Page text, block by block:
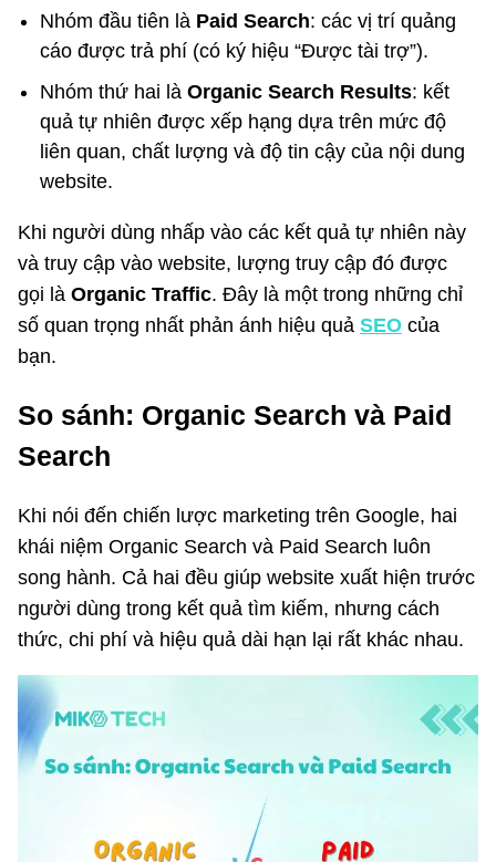
Nhóm đầu tiên là Paid Search: các vị trí quảng
cáo được trả phí (có ký hiệu “Được tài trợ”).
Nhóm thứ hai là Organic Search Results: kết
quả tự nhiên được xếp hạng dựa trên mức độ
liên quan, chất lượng và độ tin cậy của nội dung
website.
Khi người dùng nhấp vào các kết quả tự nhiên này
và truy cập vào website, lượng truy cập đó được
gọi là Organic Traffic. Đây là một trong những chỉ
số quan trọng nhất phản ánh hiệu quả SEO của
bạn.
So sánh: Organic Search và Paid
Search
Khi nói đến chiến lược marketing trên Google, hai
khái niệm Organic Search và Paid Search luôn
song hành. Cả hai đều giúp website xuất hiện trước
người dùng trong kết quả tìm kiếm, nhưng cách
thức, chi phí và hiệu quả dài hạn lại rất khác nhau.